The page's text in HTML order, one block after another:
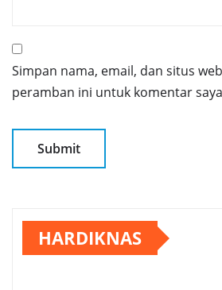
Simpan nama, email, dan situs
peramban ini untuk komentar
HARDIKNAS